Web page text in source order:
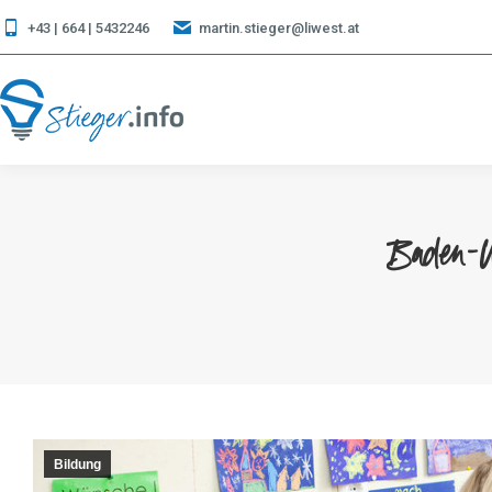
+43 | 664 | 5432246 martin.stieger@liwest.at
Baden-
Bildung